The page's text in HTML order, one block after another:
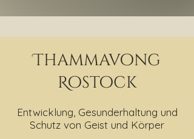
Thammavong
Rostock
Entwicklung, Gesunderhaltung und
Schutz von Geist und Körper